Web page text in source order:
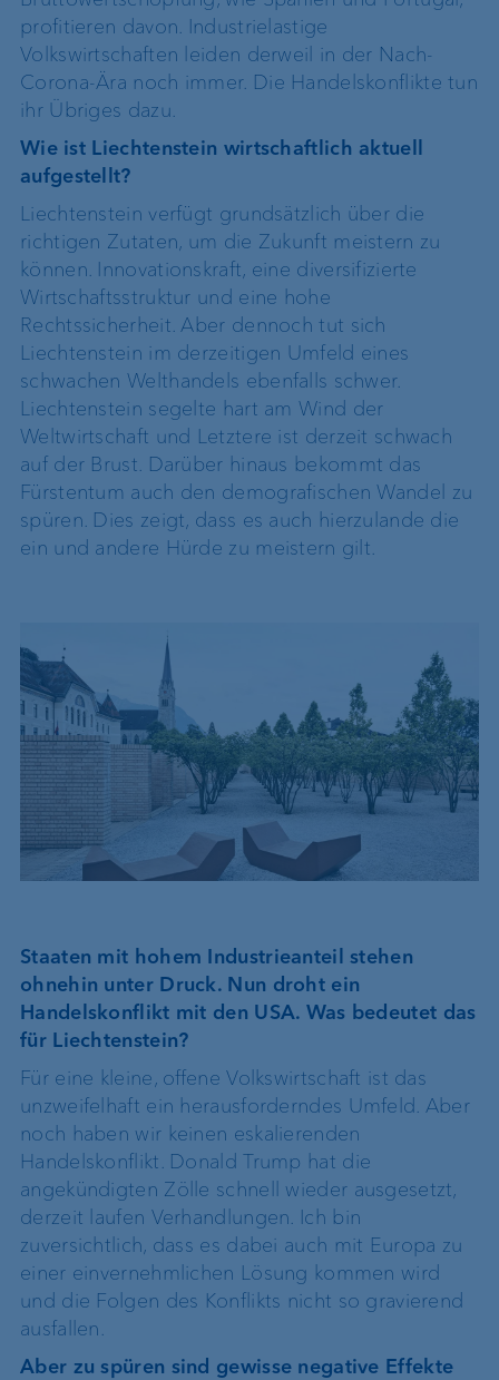
profitieren davon. Industrielastige
Volkswirtschaften leiden derweil in der Nach-
Corona-Ära noch immer. Die Handelskonflikte tun
ihr Übriges dazu.
Wie ist Liechtenstein wirtschaftlich aktuell
aufgestellt?
Liechtenstein verfügt grundsätzlich über die
richtigen Zutaten, um die Zukunft meistern zu
können. Innovationskraft, eine diversifizierte
Wirtschaftsstruktur und eine hohe
Rechtssicherheit. Aber dennoch tut sich
Liechtenstein im derzeitigen Umfeld eines
schwachen Welthandels ebenfalls schwer.
Liechtenstein segelte hart am Wind der
Weltwirtschaft und Letztere ist derzeit schwach
auf der Brust. Darüber hinaus bekommt das
Fürstentum auch den demografischen Wandel zu
spüren. Dies zeigt, dass es auch hierzulande die
ein und andere Hürde zu meistern gilt.
Staaten mit hohem Industrieanteil stehen
ohnehin unter Druck. Nun droht ein
Handelskonflikt mit den USA. Was bedeutet das
für Liechtenstein?
Für eine kleine, offene Volkswirtschaft ist das
unzweifelhaft ein herausforderndes Umfeld. Aber
noch haben wir keinen eskalierenden
Handelskonflikt. Donald Trump hat die
angekündigten Zölle schnell wieder ausgesetzt,
derzeit laufen Verhandlungen. Ich bin
zuversichtlich, dass es dabei auch mit Europa zu
einer einvernehmlichen Lösung kommen wird
und die Folgen des Konflikts nicht so gravierend
ausfallen.
Aber zu spüren sind gewisse negative Effekte